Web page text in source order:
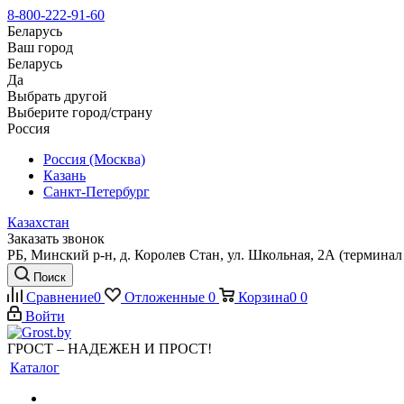
8-800-222-91-60
Беларусь
Ваш город
Беларусь
Да
Выбрать другой
Выберите город/страну
Россия
Россия (Москва)
Казань
Санкт-Петербург
Казахстан
Заказать звонок
РБ, Минский р-н, д. Королев Стан, ул. Школьная, 2А
Поиск
Сравнение0 Отложенные 0 Корзина0 0
Войти
ГРОСТ – НАДЕЖЕН И ПРОСТ!
Каталог